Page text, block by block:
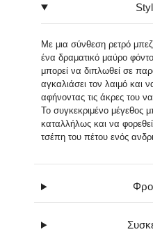
Με μια σύνθεση ρετρό
ένα δραματικό μαύρο
μπορεί να διπλωθεί σε
αγκαλιάσει τον λαιμό και
αφήνοντας τις άκρες του
Το συγκεκριμένο μέγεθος
καταλλήλως και να
τσέπη του πέτου ενός